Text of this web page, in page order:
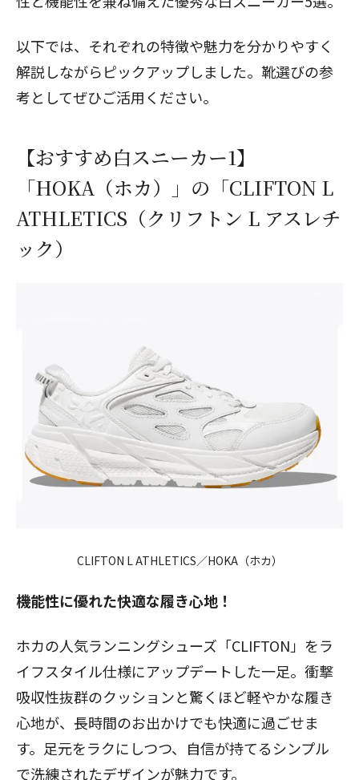
以下では、それぞれの特徴や魅力を分かりやすく
解説しながらピックアップしました。靴選びの参
考としてぜひご活用ください。
【おすすめ白スニーカー1】
「HOKA（ホカ）」の「CLIFTON L
ATHLETICS（クリフトン L アスレチ
ック）
CLIFTON L ATHLETICS／HOKA（ホカ）
機能性に優れた快適な履き心地！
ホカの人気ランニングシューズ「CLIFTON」をラ
イフスタイル仕様にアップデートした一足。衝撃
吸収性抜群のクッションと驚くほど軽やかな履き
心地が、長時間のお出かけでも快適に過ごせま
す。足元をラクにしつつ、自信が持てるシンプル
で洗練されたデザインが魅力です。